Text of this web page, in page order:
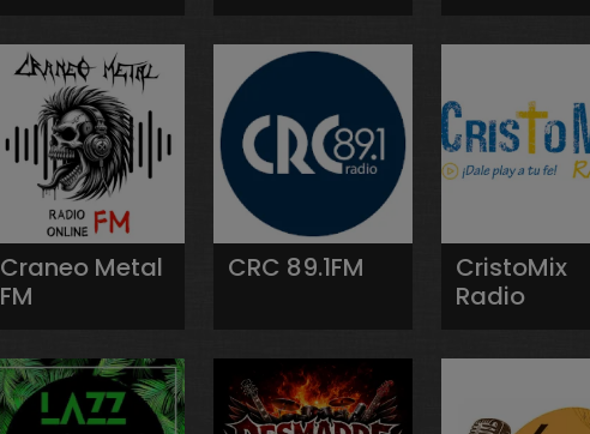
Craneo Metal
FM
CRC 89.1FM
CristoMix
Radio